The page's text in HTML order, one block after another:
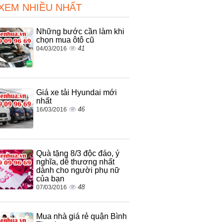
NHIỀU NHẤT
Những bước cần làm khi
chọn mua ôtô cũ
04/03/2016 41
Giá xe tải Hyundai mới
nhất
16/03/2016 46
Quà tặng 8/3 độc đáo, ý
nghĩa, dễ thương nhất
dành cho người phụ nữ
của bạn
07/03/2016 48
Mua nhà giá rẻ quận Bình